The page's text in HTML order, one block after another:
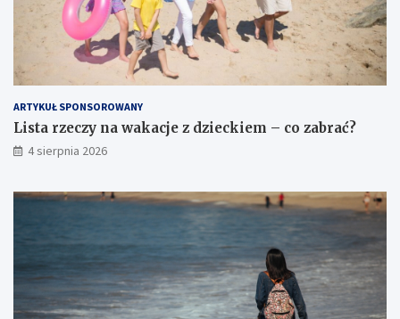
ARTYKUŁ SPONSOROWANY
Lista rzeczy na wakacje z dzieckiem – co zabrać?
4 sierpnia 2026